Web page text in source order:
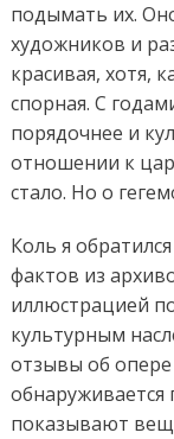
подымать их.
художников и
красивая, хотя,
спорная. С
порядочнее и
отношении к
стало. Но о
Коль я
фактов из
иллюстрацией
культурным
отзывы об опере
обнаруживается
показывают